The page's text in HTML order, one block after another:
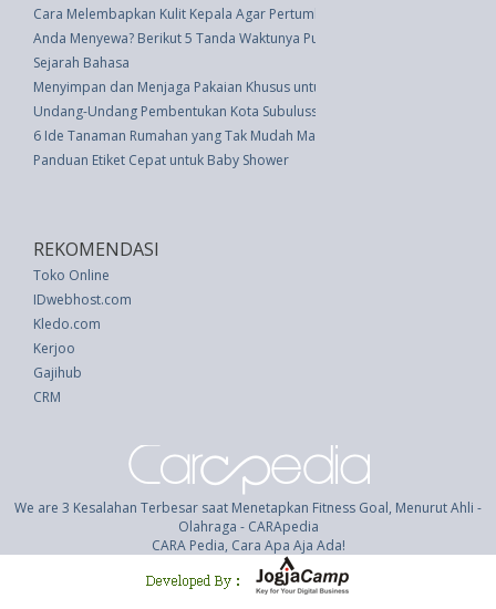
Cara Melembapkan Kulit Kepala Agar Pertumbuhan Rambut Maksimal
Anda Menyewa? Berikut 5 Tanda Waktunya Putus Kontrak dengan Pemilik
Sejarah Bahasa
Menyimpan dan Menjaga Pakaian Khusus untuk Generasi yang Akan
Undang-Undang Pembentukan Kota Subulussalam Di Provinsi Nanggroe
6 Ide Tanaman Rumahan yang Tak Mudah Mati
Panduan Etiket Cepat untuk Baby Shower
REKOMENDASI
Toko Online
IDwebhost.com
Kledo.com
Kerjoo
Gajihub
CRM
We are 3 Kesalahan Terbesar saat Menetapkan Fitness Goal, Menurut Ahli -
Olahraga - CARApedia
CARA Pedia, Cara Apa Aja Ada!